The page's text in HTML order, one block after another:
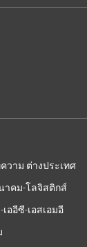
วาม ต่างประเทศ
าคม-โลจิสติกส์
ออีซี-เอสเอมอี